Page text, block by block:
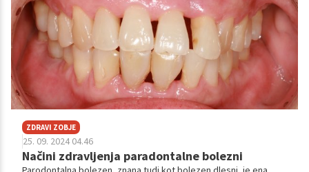
ZDRAVI ZOBJE
25. 09. 2024 04.46
Načini zdravljenja paradontalne bolezni